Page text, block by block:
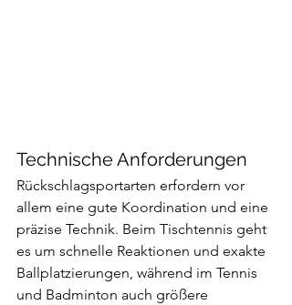
Technische Anforderungen
Rückschlagsportarten erfordern vor
allem eine gute Koordination und eine
präzise Technik. Beim Tischtennis geht
es um schnelle Reaktionen und exakte
Ballplatzierungen, während im Tennis
und Badminton auch größere